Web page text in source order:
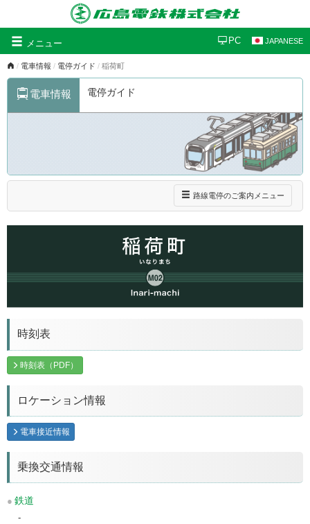
グ
ロ
ー
ル
ナ
ョ
メニュー PC JAPANESE
電車情報 電停ガイド 稲荷町
電車情報 電停ガイド
ナ
ビ
路線電停のご案内メニュー
時刻表
時刻表（PDF）
ロケーション情報
電車接近情報
乗換交通情報
鉄道
-